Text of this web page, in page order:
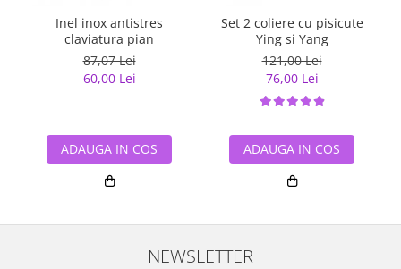
Inel inox antistres
claviatura pian
87,07 Lei
60,00 Lei
ADAUGA IN COS
Set 2 coliere cu pisicute
Ying si Yang
121,00 Lei
76,00 Lei
ADAUGA IN COS
NEWSLETTER